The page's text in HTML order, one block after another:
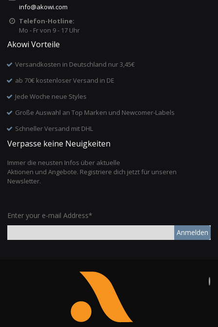
info@akowi.com
Telefon-Hotline:
Mo - Fr von 9 - 17 Uhr
Akowi Vorteile
Versandkosten in Deutschland nur 3,45€
ab 70€ kostenloser Versand in DE
Jede Woche neue Styles
Große Auswahl an Top Marken und Newcomer-Labels
Schneller Versand mit DHL
Verpasse keine Neuigkeiten
Immer die neusten Infos über aktuelle
Aktionen und Angebote. Registriere dich jetzt für unseren
Newsletter.
Enter your e-mail Address*
Anmelden